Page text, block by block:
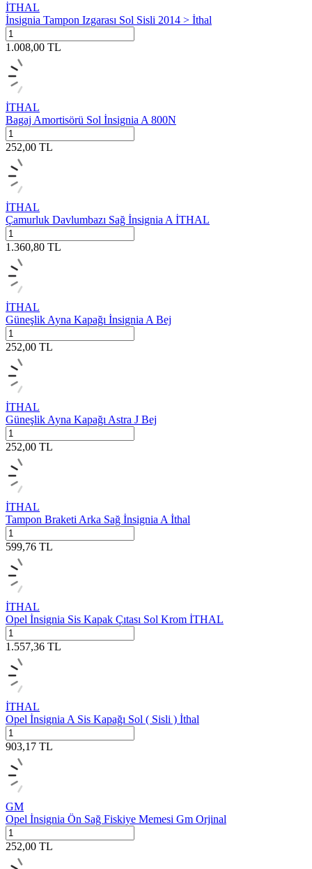
İTHAL
İnsignia Tampon Izgarası Sol Sisli 2014 > İthal
1.008,00 TL
İTHAL
Bagaj Amortisörü Sol İnsignia A 800N
252,00 TL
İTHAL
Çamurluk Davlumbazı Sağ İnsignia A İTHAL
1.360,80 TL
İTHAL
Güneşlik Ayna Kapağı İnsignia A Bej
252,00 TL
İTHAL
Güneşlik Ayna Kapağı Astra J Bej
252,00 TL
İTHAL
Tampon Braketi Arka Sağ İnsignia A İthal
599,76 TL
İTHAL
Opel İnsignia Sis Kapak Çıtası Sol Krom İTHAL
1.557,36 TL
İTHAL
Opel İnsignia A Sis Kapağı Sol ( Sisli ) İthal
903,17 TL
GM
Opel İnsignia Ön Sağ Fiskiye Memesi Gm Orjinal
252,00 TL